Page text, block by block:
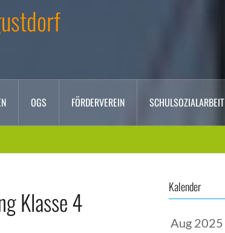
OGS FÖRDERVEREIN SCHULSOZIALARBEIT
Klasse 4 Kalender